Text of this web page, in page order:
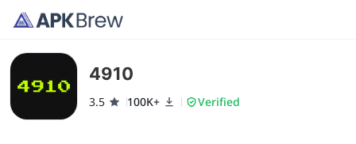
4910
3.5 100K+ Verified